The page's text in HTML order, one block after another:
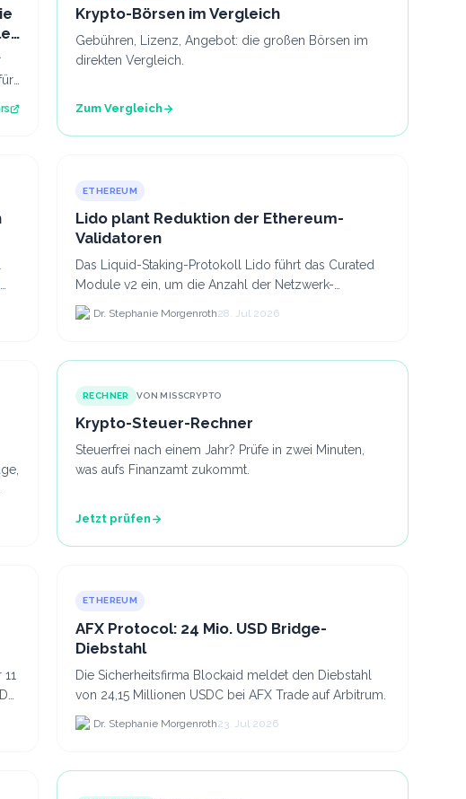
Krypto-Börsen im Vergleich
Gebühren, Lizenz, Angebot: die großen Börsen im
direkten Vergleich.
Zum Vergleich
ETHEREUM
Lido plant Reduktion der Ethereum-
Validatoren
Das Liquid-Staking-Protokoll Lido führt das Curated
Module v2 ein, um die Anzahl der Netzwerk-
Validatoren von 880.000 auf etwa 628.
Dr. Stephanie Morgenroth28. Jul 2026
RECHNER VON MISSCRYPTO
Krypto-Steuer-Rechner
Steuerfrei nach einem Jahr? Prüfe in zwei Minuten,
was aufs Finanzamt zukommt.
Jetzt prüfen
ETHEREUM
AFX Protocol: 24 Mio. USD Bridge-
Diebstahl
Die Sicherheitsfirma Blockaid meldet den Diebstahl
von 24,15 Millionen USDC bei AFX Trade auf Arbitrum.
Dr. Stephanie Morgenroth23. Jul 2026